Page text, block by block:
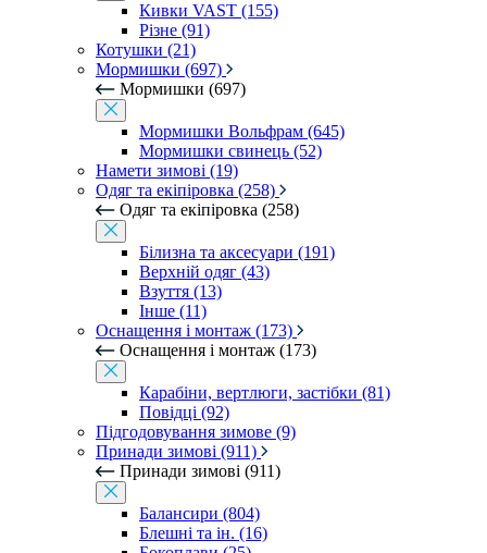
Кивки VAST (155)
Різне (91)
Котушки (21)
Мормишки (697)
Мормишки (697)
Мормишки Вольфрам (645)
Мормишки свинець (52)
Намети зимові (19)
Одяг та екіпіровка (258)
Одяг та екіпіровка (258)
Білизна та аксесуари (191)
Верхній одяг (43)
Взуття (13)
Інше (11)
Оснащення і монтаж (173)
Оснащення і монтаж (173)
Карабіни, вертлюги, застібки (81)
Повідці (92)
Підгодовування зимове (9)
Принади зимові (911)
Принади зимові (911)
Балансири (804)
Блешні та ін. (16)